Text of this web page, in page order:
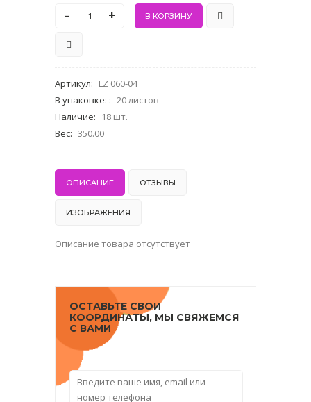
- +
Артикул: LZ 060-04
В упаковке: : 20 листов
Наличие:
18 шт.
Вес: 350.00
ОПИСАНИЕ ОТЗЫВЫ
ИЗОБРАЖЕНИЯ
Описание товара отсутствует
ОСТАВЬТЕ СВОИ
КООРДИНАТЫ, МЫ СВЯЖЕМСЯ
С ВАМИ